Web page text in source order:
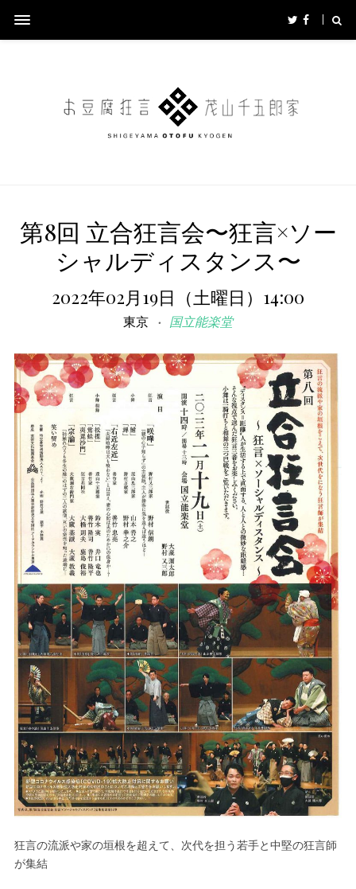
第8回 立合狂言会〜狂言×ソー
シャルディスタンス〜
2022年02月19日（土曜日）14:00
東京 国立能楽堂
狂言の流派や家の垣根を超えて、次代を担う若手と中堅の狂言師
が集結